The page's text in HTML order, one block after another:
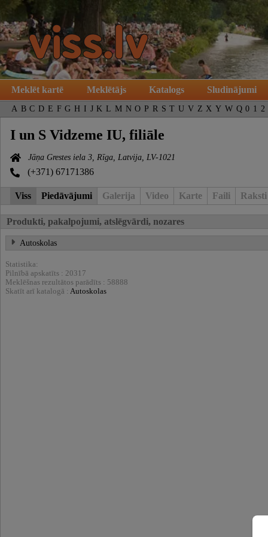
Meklēt kartē Meklētājs Katalogs Sludinājumi
A B C D E F G H I J K L M N O P R S T U V Z X Y W Q 0 1 2
I un S Vidzeme IU, filiāle
Jāņa Grestes iela 3, Rīga, Latvija, LV-1021
(+371) 67171386
Viss Piedāvājumi Galerija Video Karte Faili Raksti
Produkti, pakalpojumi, atslēgvārdi, nozares
Autoskolas
Statistika:
Pilnībā apskatīts : 20317
Meklēšnas rezultātos parādīts : 58888
Skatīt arī katalogā : Autoskolas